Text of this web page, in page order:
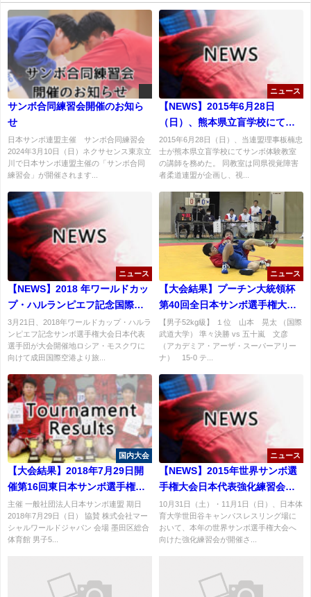
サンボ合同練習会開催のお知ら
せ
日本サンボ連盟主催 サンボ合同練習会
2024年3月10日（日）ネクサセンス東京立
川で日本サンボ連盟主催の「サンボ合同
練習会」が開催されます...
ニュース
【NEWS】2015年6月28日
（日）、熊本県立盲学校にてサ
ンボ体験教室開催
2015年6月28日（日）、当連盟理事板楠忠
士が熊本県立盲学校にてサンボ体験教室
の講師を務めた。 同教室は同県視覚障害
者柔道連盟が企画し、視...
ニュース
【NEWS】2018 年ワールドカッ
プ・ハルランピエフ記念国際サ
ンボ選手権大会日本代表選手団
渡露
3月21日、2018年ワールドカップ・ハルラ
ンピエフ記念サンボ選手権大会日本代表
選手団が大会開催地ロシア・モスクワに
向けて成田国際空港より旅...
ニュース
【大会結果】プーチン大統領杯
第40回全日本サンボ選手権大会
結果２
【男子52kg級】 １位 山本 晃太 （国際
武道大学） 準々決勝 vs 五十嵐 文彦
（アカデミア・アーザ・スーパーアリー
ナ） 15-0 テ...
国内大会
【大会結果】2018年7月29日開
催第16回東日本サンボ選手権大
会結果
主催 一般社団法人日本サンボ連盟 期日
2018年7月29日（日） 協賛 株式会社マー
シャルワールドジャパン 会場 墨田区総合
体育館 男子5...
ニュース
【NEWS】2015年世界サンボ選
手権大会日本代表強化練習会＆
ルール講習会／審判講習会開催
10月31日（土）・11月1日（日）、日本体
育大学世田谷キャンパスレスリング場に
おいて、本年の世界サンボ選手権大会へ
向けた強化練習会が開催さ...